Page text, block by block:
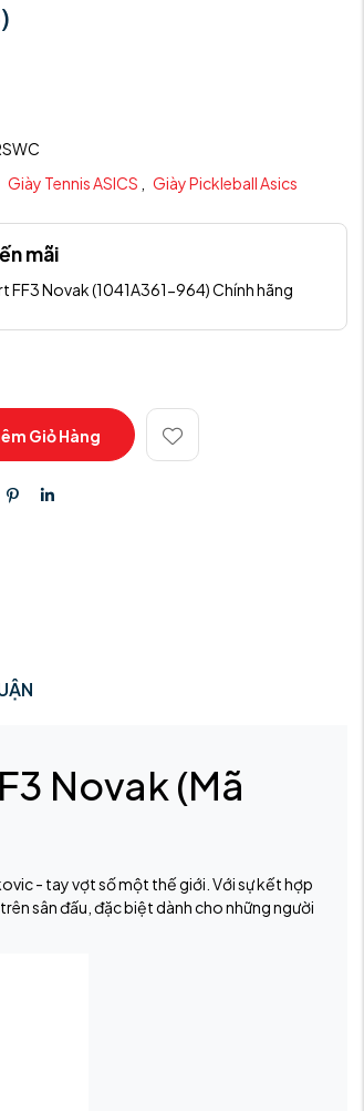
Giày Tennis ASICS Giày Pickleball Asics
mãi
FF3 Novak (1041A361-964) Chính hãng
Giỏ Hàng
Novak (Mã
- tay vợt số một thế giới. Với sự kết hợp
sân đấu, đặc biệt dành cho những người